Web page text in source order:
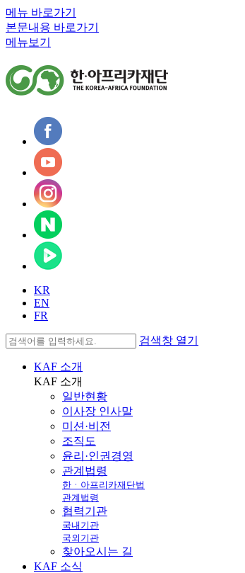
메뉴 바로가기
본문내용 바로가기
메뉴보기
KR
EN
FR
검색창 열기
KAF 소개
KAF 소개
일반현황
이사장 인사말
미션·비전
조직도
윤리·인권경영
관계법령
한ㆍ아프리카재단법
관계법령
협력기관
국내기관
국외기관
찾아오시는 길
KAF 소식